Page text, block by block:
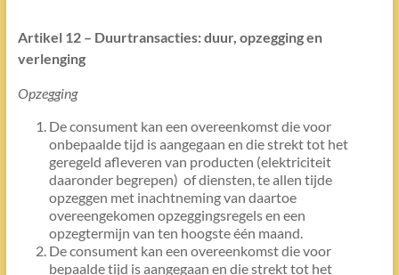
Artikel 12 – Duurtransacties: duur, opzegging en
verlenging
Opzegging
De consument kan een overeenkomst die voor
onbepaalde tijd is aangegaan en die strekt tot het
geregeld afleveren van producten (elektriciteit
daaronder begrepen) of diensten, te allen tijde
opzeggen met inachtneming van daartoe
overeengekomen opzeggingsregels en een
opzegtermijn van ten hoogste één maand.
De consument kan een overeenkomst die voor
bepaalde tijd is aangegaan en die strekt tot het